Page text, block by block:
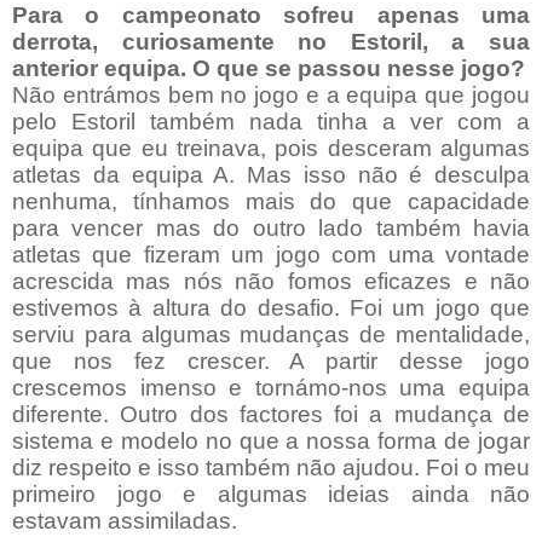
Para o campeonato sofreu apenas uma
derrota, curiosamente no Estoril, a sua
anterior equipa. O que se passou nesse jogo?
Não entrámos bem no jogo e a equipa que jogou
pelo Estoril também nada tinha a ver com a
equipa que eu treinava, pois desceram algumas
atletas da equipa A. Mas isso não é desculpa
nenhuma, tínhamos mais do que capacidade
para vencer mas do outro lado também havia
atletas que fizeram um jogo com uma vontade
acrescida mas nós não fomos eficazes e não
estivemos à altura do desafio. Foi um jogo que
serviu para algumas mudanças de mentalidade,
que nos fez crescer. A partir desse jogo
crescemos imenso e tornámo-nos uma equipa
diferente. Outro dos factores foi a mudança de
sistema e modelo no que a nossa forma de jogar
diz respeito e isso também não ajudou. Foi o meu
primeiro jogo e algumas ideias ainda não
estavam assimiladas.